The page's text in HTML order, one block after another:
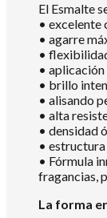
El Esmalte
• excelente
• agarre
•
•
• brillo
• alisando
• alta
• densidad
•
• Fórmula
fragancias,
La forma